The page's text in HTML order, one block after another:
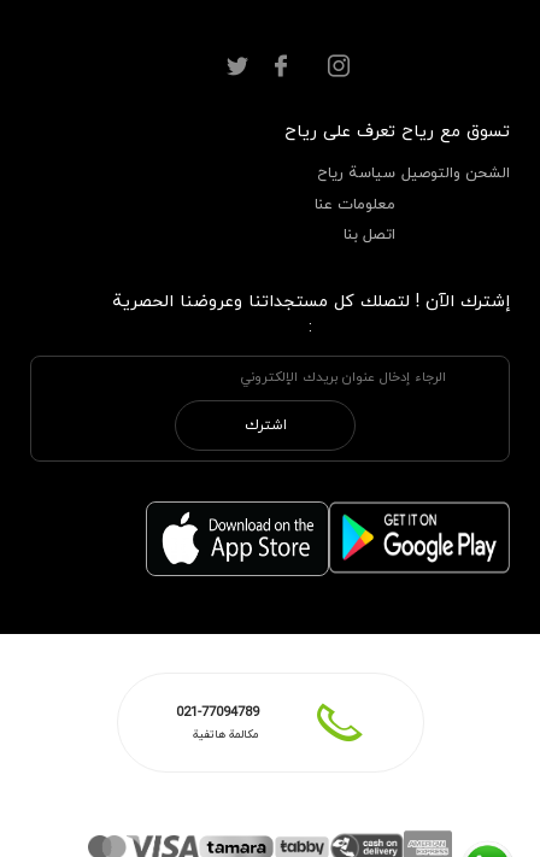
تسوق مع رياح
الشحن والتوصيل
تعرف على رياح
سياسة رياح
معلومات عنا
اتصل بنا
إشترك الآن ! لتصلك كل مستجداتنا وعروضنا الحصرية
:
اشترك
021-77094789
مكالمة هاتفية